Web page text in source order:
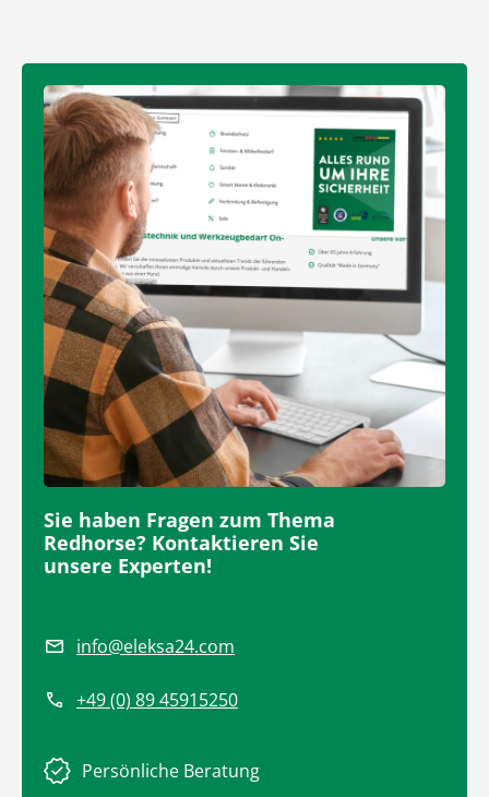
Sie haben Fragen zum Thema
Redhorse? Kontaktieren Sie
unsere Experten!
info@eleksa24.com
+49 (0) 89 45915250
Persönliche Beratung